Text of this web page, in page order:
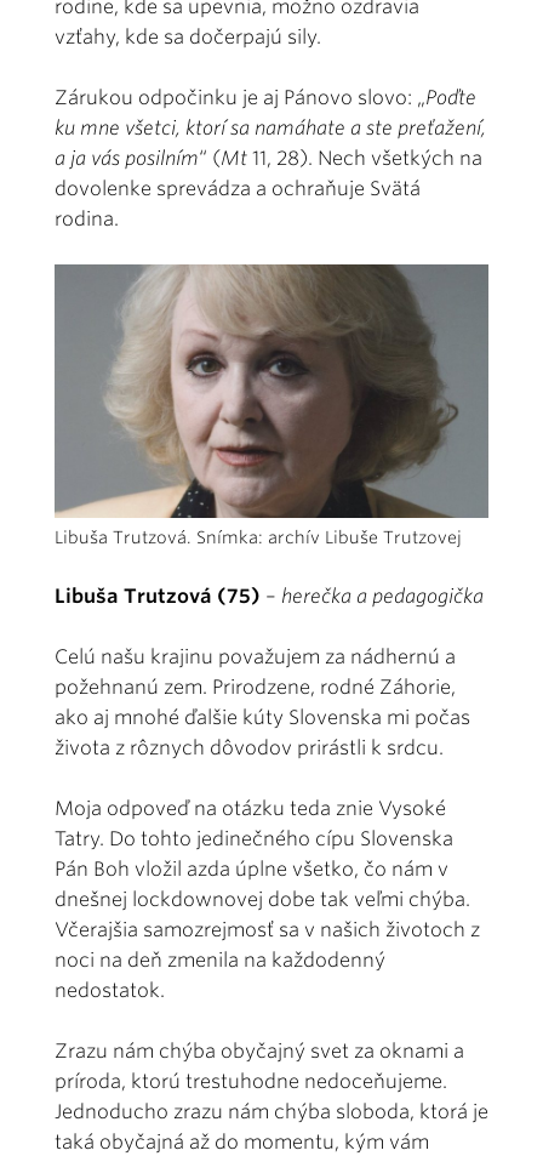
rodine, kde sa upevnia, možno ozdravia
vzťahy, kde sa dočerpajú sily.
Zárukou odpočinku je aj Pánovo slovo: „Poďte
ku mne všetci, ktorí sa namáhate a ste preťažení,
a ja vás posilním“ (Mt 11, 28). Nech všetkých na
dovolenke sprevádza a ochraňuje Svätá
rodina.
Libuša Trutzová. Snímka: archív Libuše Trutzovej
Libuša Trutzová (75) – herečka a pedagogička
Celú našu krajinu považujem za nádhernú a
požehnanú zem. Prirodzene, rodné Záhorie,
ako aj mnohé ďalšie kúty Slovenska mi počas
života z rôznych dôvodov prirástli k srdcu.
Moja odpoveď na otázku teda znie Vysoké
Tatry. Do tohto jedinečného cípu Slovenska
Pán Boh vložil azda úplne všetko, čo nám v
dnešnej lockdownovej dobe tak veľmi chýba.
Včerajšia samozrejmosť sa v našich životoch z
noci na deň zmenila na každodenný
nedostatok.
Zrazu nám chýba obyčajný svet za oknami a
príroda, ktorú trestuhodne nedoceňujeme.
Jednoducho zrazu nám chýba sloboda, ktorá je
taká obyčajná až do momentu, kým vám